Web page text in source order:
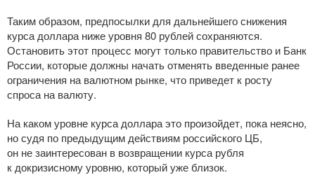
Таким образом, предпосылки для дальнейшего снижения
курса доллара ниже уровня 80 рублей сохраняются.
Остановить этот процесс могут только правительство и Банк
России, которые должны начать отменять введенные ранее
ограничения на валютном рынке, что приведет к росту
спроса на валюту.
На каком уровне курса доллара это произойдет, пока неясно,
но судя по предыдущим действиям российского ЦБ,
он не заинтересован в возвращении курса рубля
к докризисному уровню, который уже близок.